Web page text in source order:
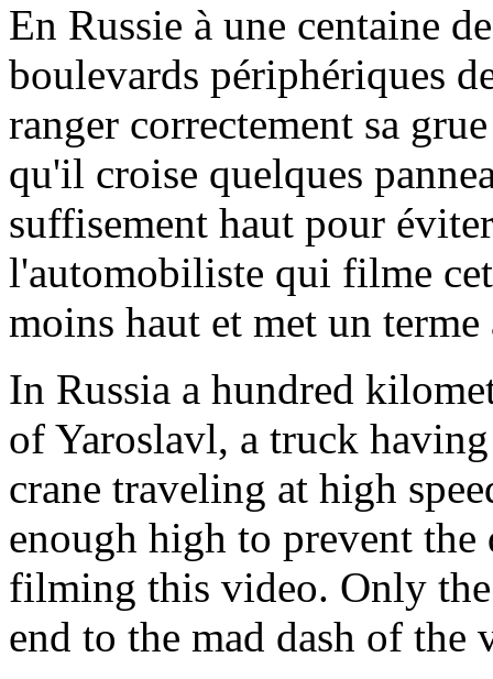
En Russie à une centaine
boulevards périphériques
ranger correctement sa
qu'il croise quelques
suffisement haut pour
l'automobiliste qui filme
moins haut et met un
In Russia a hundred
of Yaroslavl, a truck
crane traveling at high
enough high to prevent
filming this video. Only
end to the mad dash of the